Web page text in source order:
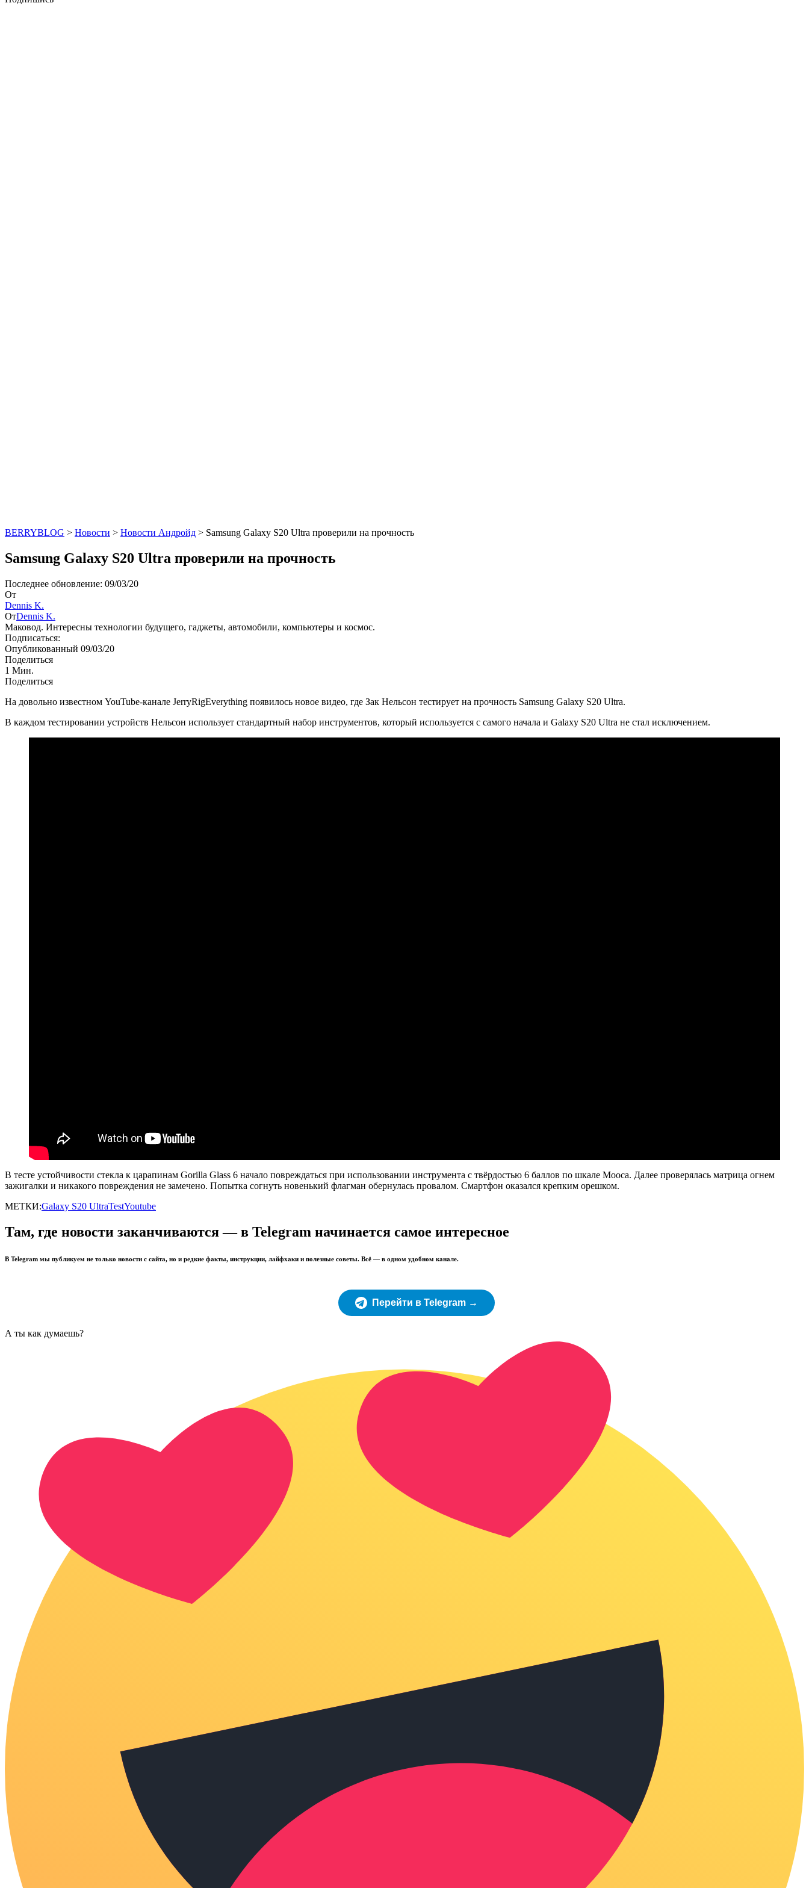
BERRYBLOG > Новости > Новости Андройд > Samsung Galaxy S20 Ultra проверили на прочность
Samsung Galaxy S20 Ultra проверили на прочность
Последнее обновление: 09/03/20
От
Dennis K.
ОтDennis K.
Маковод. Интересны технологии будущего, гаджеты, автомобили, компьютеры и космос.
Подписаться:
Опубликованный 09/03/20
Поделиться
1 Мин.
Поделиться
На довольно известном YouTube-канале JerryRigEverything появилось новое видео, где Зак Нельсон тестирует на прочность Samsung Galaxy S20 Ultra.
В каждом тестировании устройств Нельсон использует стандартный набор инструментов, который используется с самого начала и Galaxy S20 Ultra не стал исключением.
В тесте устойчивости стекла к царапинам Gorilla Glass 6 начало повреждаться при использовании инструмента с твёрдостью 6 баллов по шкале Мооса. Далее проверялась матрица огнем
зажигалки и никакого повреждения не замечено. Попытка согнуть новенький флагман обернулась провалом. Смартфон оказался крепким орешком.
МЕТКИ:Galaxy S20 UltraTestYoutube
Там, где новости заканчиваются — в Telegram начинается самое интересное
В Telegram мы публикуем не только новости с сайта, но и редкие факты, инструкции, лайфхаки и полезные советы. Всё — в одном удобном канале.
Перейти в Telegram →
А ты как думаешь?